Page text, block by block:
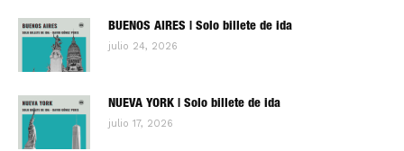
BUENOS AIRES | Solo billete de ida
julio 24, 2026
NUEVA YORK | Solo billete de ida
julio 17, 2026